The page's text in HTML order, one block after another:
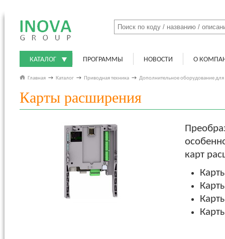
КАТАЛОГ ПРОГРАММЫ НОВОСТИ О
Главная → Каталог → Приводная техника → Дополнительное оборудование
Карты расширения
карт